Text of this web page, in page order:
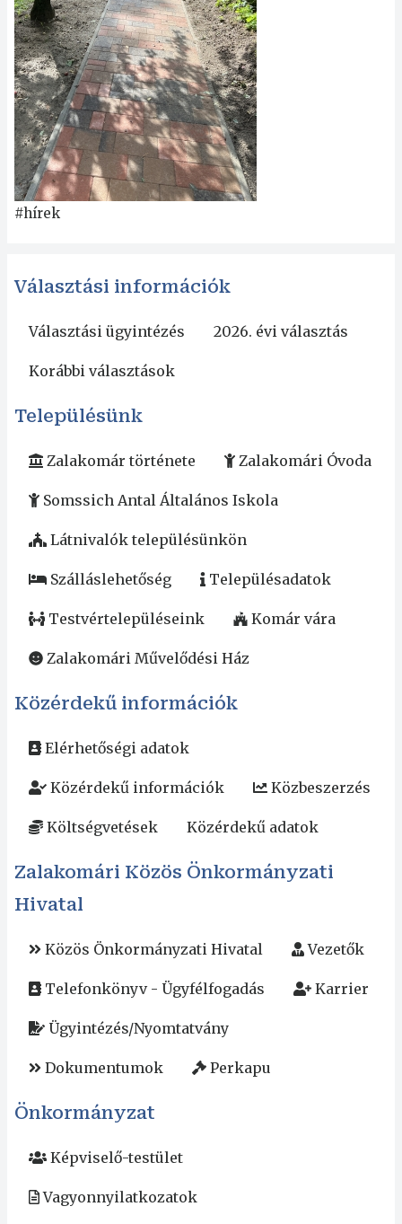
#hírek
Választási információk
Választási ügyintézés 2026. évi választás
Korábbi választások
Településünk
Zalakomár története Zalakomári Óvoda
Somssich Antal Általános Iskola
Látnivalók településünkön
Szálláslehetőség Településadatok
Testvértelepüléseink Komár vára
Zalakomári Művelődési Ház
Közérdekű információk
Elérhetőségi adatok
Közérdekű információk Közbeszerzés
Költségvetések Közérdekű adatok
Zalakomári Közös Önkormányzati
Hivatal
Közös Önkormányzati Hivatal Vezetők
Telefonkönyv - Ügyfélfogadás Karrier
Ügyintézés/Nyomtatvány
Dokumentumok Perkapu
Önkormányzat
Képviselő-testület
Vagyonnyilatkozatok